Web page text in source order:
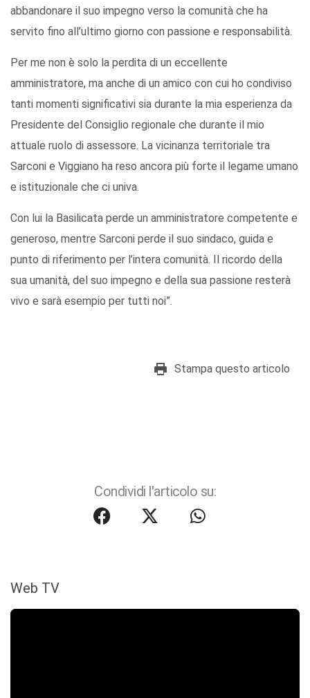
abbandonare il suo impegno verso la comunità che ha
servito fino all’ultimo giorno con passione e responsabilità.
Per me non è solo la perdita di un eccellente
amministratore, ma anche di un amico con cui ho condiviso
tanti momenti significativi sia durante la mia esperienza da
Presidente del Consiglio regionale che durante il mio
attuale ruolo di assessore. La vicinanza territoriale tra
Sarconi e Viggiano ha reso ancora più forte il legame umano
e istituzionale che ci univa.
Con lui la Basilicata perde un amministratore competente e
generoso, mentre Sarconi perde il suo sindaco, guida e
punto di riferimento per l’intera comunità. Il ricordo della
sua umanità, del suo impegno e della sua passione resterà
vivo e sarà esempio per tutti noi”.
Stampa questo articolo
Condividi l'articolo su:
Web TV